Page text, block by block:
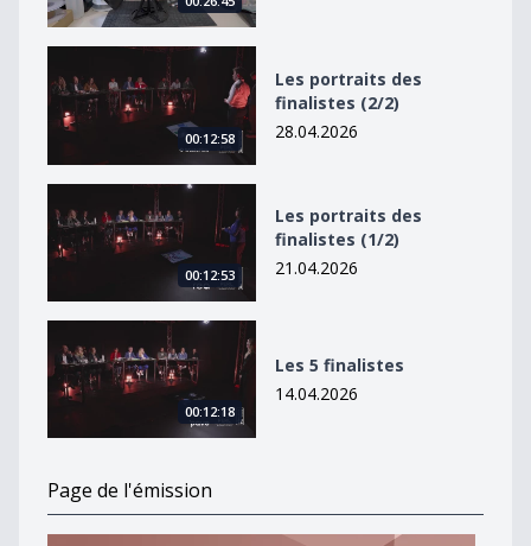
Les portraits des finalistes (2/2)
00:12:58
Les portraits des
finalistes (2/2)
28.04.2026
Les portraits des finalistes (1/2)
00:12:53
Les portraits des
finalistes (1/2)
21.04.2026
Les 5 finalistes
00:12:18
Les 5 finalistes
14.04.2026
Page de l'émission